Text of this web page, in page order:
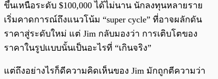
ขึ้นเหนือระดับ $100,000 ได้ไม่นาน นักลงทุนหลายราย
เริ่มคาดการณ์ถึงแนวโน้ม “super cycle” ที่อาจผลักดัน
ราคาสู่ระดับใหม่ แต่ Jim กลับมองว่า การเติบโตของ
ราคาในรูปแบบนั้นเป็นอะไรที่ “เกินจริง”
แต่ถึงอย่างไรก็ดีความคิดเห็นของ Jim มักถูกตีความว่า